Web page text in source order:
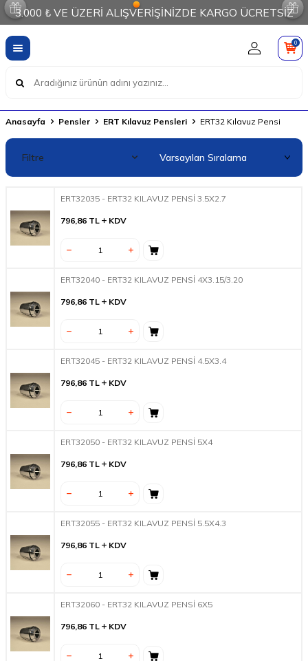
3.000 ₺ VE ÜZERİ ALIŞVERİŞİNİZDE KARGO ÜCRETSİZ
0
Anasayfa Pensler ERT Kılavuz Pensleri ERT32 Kılavuz Pensi
Filtre
ERT32035 - ERT32 KILAVUZ PENSİ 3.5X2.7
796,86 TL KDV
ERT32040 - ERT32 KILAVUZ PENSİ 4X3.15/3.20
796,86 TL KDV
ERT32045 - ERT32 KILAVUZ PENSİ 4.5X3.4
796,86 TL KDV
ERT32050 - ERT32 KILAVUZ PENSİ 5X4
796,86 TL KDV
ERT32055 - ERT32 KILAVUZ PENSİ 5.5X4.3
796,86 TL KDV
ERT32060 - ERT32 KILAVUZ PENSİ 6X5
796,86 TL KDV